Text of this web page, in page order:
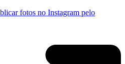
fotos no Instagram pelo